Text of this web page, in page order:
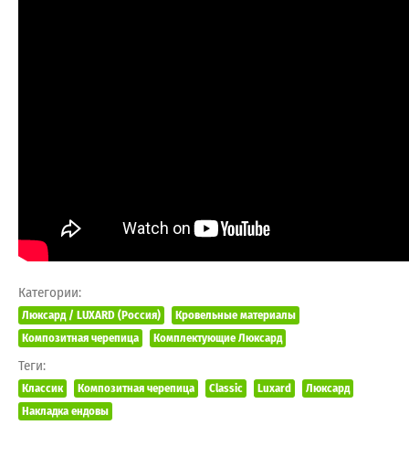
Категории:
Люксард / LUXARD (Россия)
Кровельные материалы
Композитная черепица
Комплектующие Люксард
Теги:
Классик Композитная черепица Classic Luxard
Люксард
Накладка ендовы